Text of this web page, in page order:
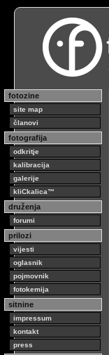
fotozine
site map
članovi
fotografija
odkritje
kalibracija
galerije
kliCkalica™
druženja
forumi
prilozi
vijesti
oglasnik
pojmovnik
fotokemija
sitnine
impressum
kontakt
press